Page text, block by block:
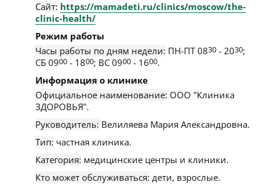
Сайт: https://mamadeti.ru/clinics/moscow/the-
clinic-health/
Режим работы
Часы работы по дням недели: ПН-ПТ 0830 - 2030;
СБ 0900 - 1800; ВС 0900 - 1600.
Информация о клинике
Официальное наименование: ООО "Клиника
ЗДОРОВЬЯ".
Руководитель: Велиляева Мария Александровна.
Тип: частная клиника.
Категория: медицинские центры и клиники.
Кто может обслуживаться: дети, взрослые.